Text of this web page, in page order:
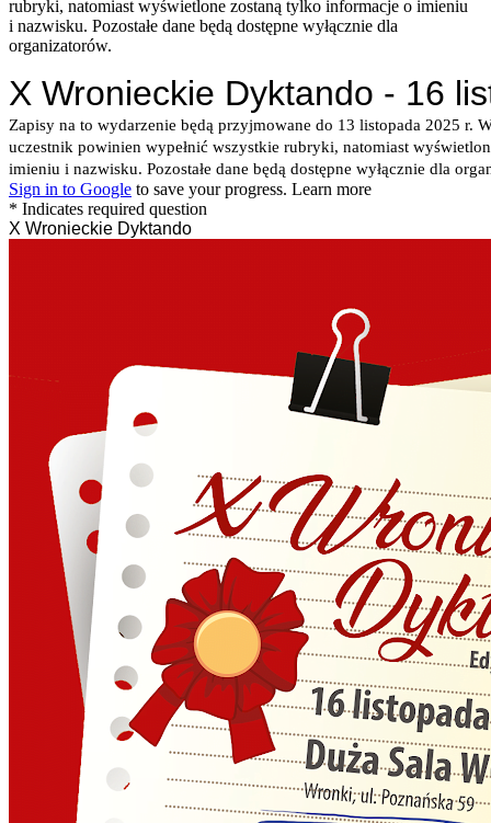
rubryki, natomiast wyświetlone zostaną tylko informacje o imieniu
i nazwisku. Pozostałe dane będą dostępne wyłącznie dla
organizatorów.